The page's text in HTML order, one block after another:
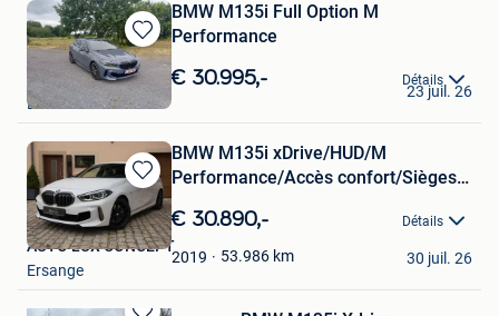
Sauvegarder
dans
Mes
Favoris
BMW M135i Full Option M
Performance
€ 30.995,- Détails
Sven
Eeklo
23 juil. 26
Sauvegarder
dans
Mes
Favoris
BMW M135i xDrive/HUD/M
Performance/Accès confort/Sièges
€ 30.890,- Détails
2019 53.986 km
AUTO LUX CONCEPT
Ersange
30 juil. 26